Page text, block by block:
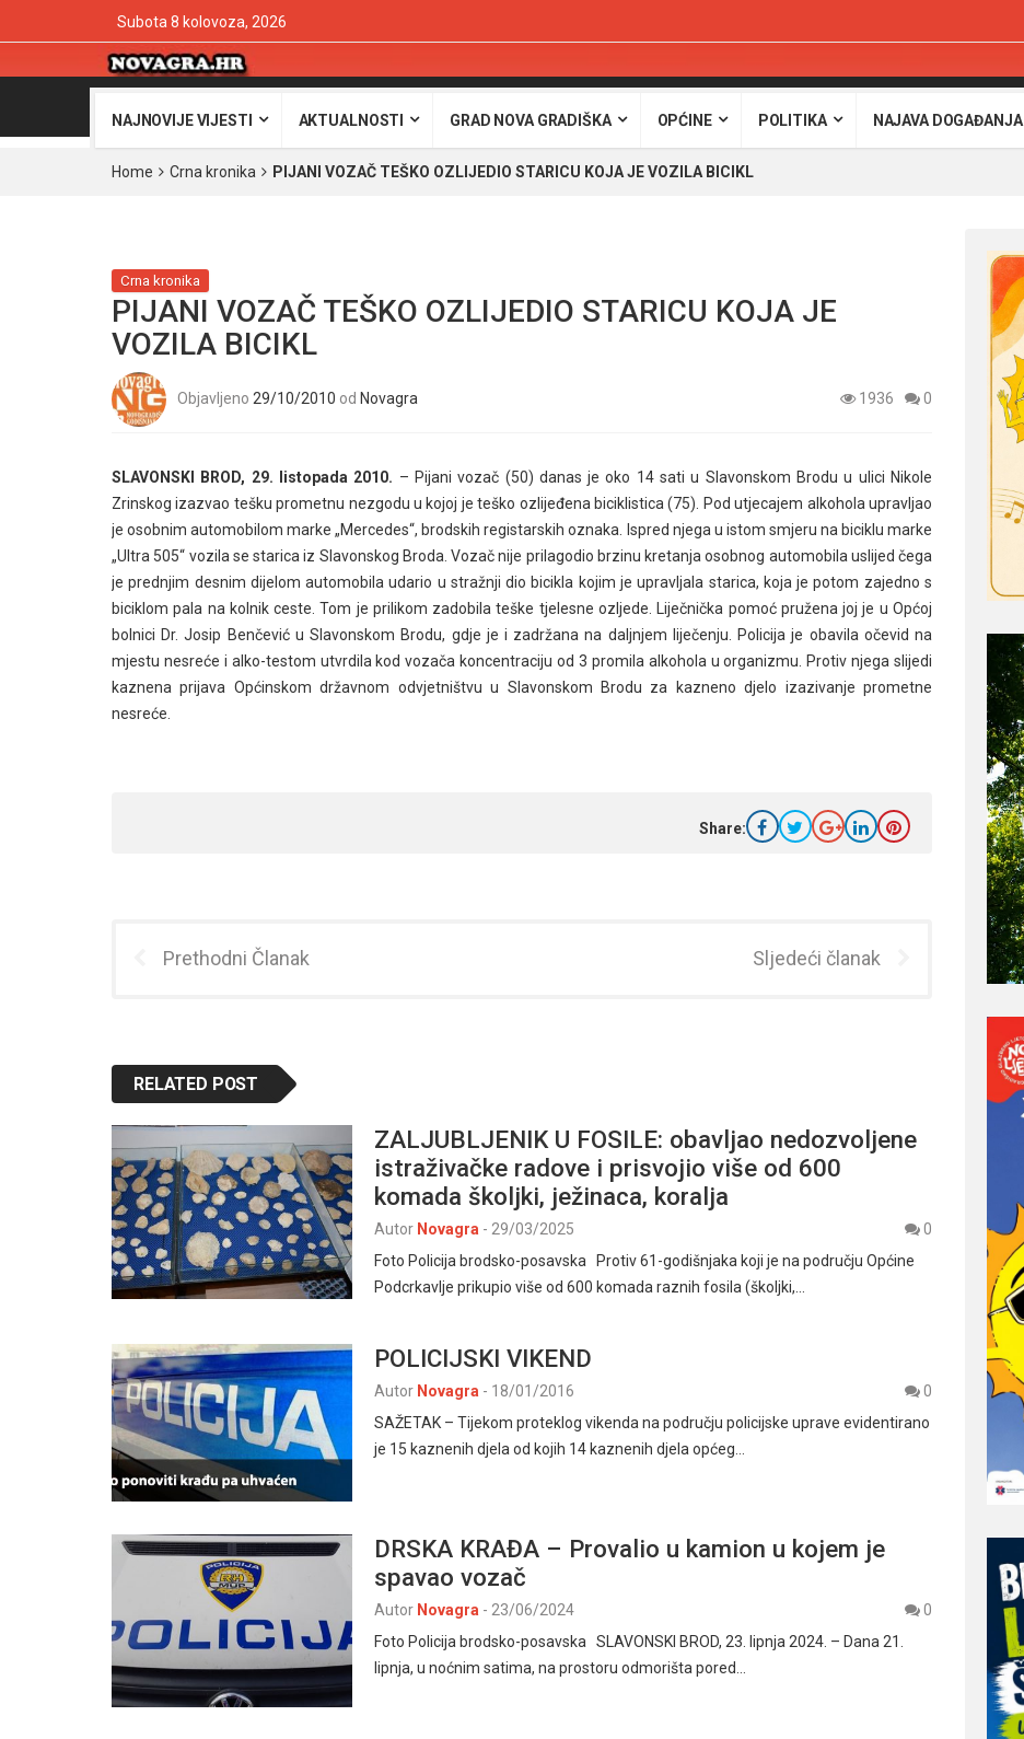
Subota 8 kolovoza, 2026
NAJNOVIJE VIJESTI AKTUALNOSTI GRAD NOVA GRADIŠKA OPĆINE POLITIKA NAJAVA DOGAĐANJA
Home Crna kronika PIJANI VOZAČ TEŠKO OZLIJEDIO STARICU KOJA JE VOZILA BICIKL
Crna kronika
PIJANI VOZAČ TEŠKO OZLIJEDIO STARICU KOJA JE
VOZILA BICIKL
Objavljeno 29/10/2010 od Novagra 1936 0
SLAVONSKI BROD, 29. listopada 2010. – Pijani vozač (50) danas je oko 14 sati u Slavonskom Brodu u ulici Nikole
Zrinskog izazvao tešku prometnu nezgodu u kojoj je teško ozlijeđena biciklistica (75). Pod utjecajem alkohola upravljao
je osobnim automobilom marke „Mercedes“, brodskih registarskih oznaka. Ispred njega u istom smjeru na biciklu marke
„Ultra 505“ vozila se starica iz Slavonskog Broda. Vozač nije prilagodio brzinu kretanja osobnog automobila uslijed čega
je prednjim desnim dijelom automobila udario u stražnji dio bicikla kojim je upravljala starica, koja je potom zajedno s
biciklom pala na kolnik ceste. Tom je prilikom zadobila teške tjelesne ozljede. Liječnička pomoć pružena joj je u Općoj
bolnici Dr. Josip Benčević u Slavonskom Brodu, gdje je i zadržana na daljnjem liječenju. Policija je obavila očevid na
mjestu nesreće i alko-testom utvrdila kod vozača koncentraciju od 3 promila alkohola u organizmu. Protiv njega slijedi
kaznena prijava Općinskom državnom odvjetništvu u Slavonskom Brodu za kazneno djelo izazivanje prometne
nesreće.
Share:
Prethodni Članak Sljedeći članak
RELATED POST
ZALJUBLJENIK U FOSILE: obavljao nedozvoljene
istraživačke radove i prisvojio više od 600
komada školjki, ježinaca, koralja
Autor Novagra - 29/03/2025
0
Foto Policija brodsko-posavska Protiv 61-godišnjaka koji je na području Općine
Podcrkavlje prikupio više od 600 komada raznih fosila (školjki,…
POLICIJSKI VIKEND
Autor Novagra - 18/01/2016
0
SAŽETAK – Tijekom proteklog vikenda na području policijske uprave evidentirano
je 15 kaznenih djela od kojih 14 kaznenih djela općeg…
DRSKA KRAĐA – Provalio u kamion u kojem je
spavao vozač
Autor Novagra - 23/06/2024
0
Foto Policija brodsko-posavska SLAVONSKI BROD, 23. lipnja 2024. – Dana 21.
lipnja, u noćnim satima, na prostoru odmorišta pored…